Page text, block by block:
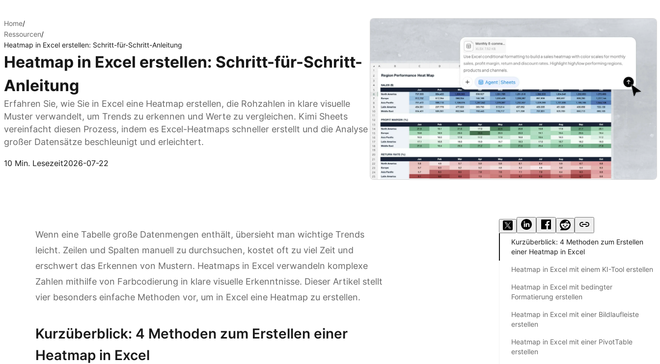
Home/
Ressourcen/
Heatmap in Excel erstellen: Schritt-für-Schritt-Anleitung
Heatmap in Excel erstellen: Schritt-für-Schritt-
Anleitung
Erfahren Sie, wie Sie in Excel eine Heatmap erstellen, die Rohzahlen in klare visuelle
Muster verwandelt, um Trends zu erkennen und Werte zu vergleichen. Kimi Sheets
vereinfacht diesen Prozess, indem es Excel-Heatmaps schneller erstellt und die Analyse
großer Datensätze beschleunigt und erleichtert.
10 Min. Lesezeit2026-07-22
Wenn eine Tabelle große Datenmengen enthält, übersieht man wichtige Trends
leicht. Zeilen und Spalten manuell zu durchsuchen, kostet oft zu viel Zeit und
erschwert das Erkennen von Mustern. Heatmaps in Excel verwandeln komplexe
Zahlen mithilfe von Farbcodierung in klare visuelle Erkenntnisse. Dieser Artikel stellt
vier besonders einfache Methoden vor, um in Excel eine Heatmap zu erstellen.
Kurzüberblick: 4 Methoden zum Erstellen einer
Heatmap in Excel
Kurzüberblick: 4 Methoden zum Erstellen
einer Heatmap in Excel
Heatmap in Excel mit einem KI-Tool erstellen
Heatmap in Excel mit bedingter
Formatierung erstellen
Heatmap in Excel mit einer Bildlaufleiste
erstellen
Heatmap in Excel mit einer PivotTable
erstellen